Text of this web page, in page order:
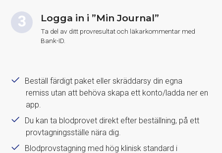
Logga in i ”Min Journal”
Ta del av ditt provresultat och läkarkommentar med
Bank-ID.
Beställ färdigt paket eller skräddarsy din egna
remiss utan att behöva skapa ett konto/ladda ner en
app.
Du kan ta blodprovet direkt efter beställning, på ett
provtagningsställe nära dig.
Blodprovstagning med hög klinisk standard i